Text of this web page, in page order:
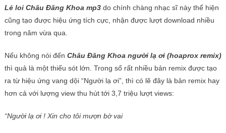
Lẻ loi Châu Đăng Khoa mp3 do chính chàng nhạc sĩ này thể hiện
cũng tạo được hiệu ứng tích cực, nhận được lượt download nhiều
trong năm vừa qua.
Nếu không nói đến Châu Đăng Khoa người lạ ơi (hoaprox remix)
thì quả là một thiếu sót lớn. Trong số rất nhiều bản remix được tạo
ra từ hiệu ứng vang dội “Người lạ ơi”, thì có lẽ đây là bản remix hay
hơn cả với lượng view thu hút tới 3,7 triệu lượt views:
“Người lạ ơi ! Xin cho tôi mượn bờ vai